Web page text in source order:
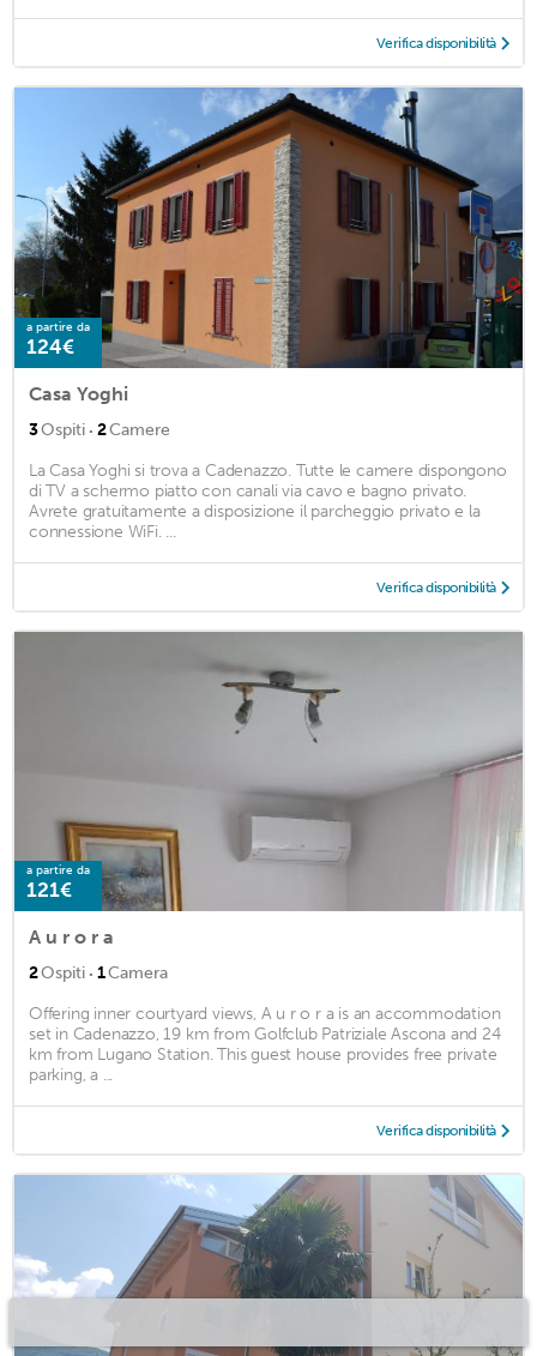
Verifica disponibilità
a partire da
124€
Casa Yoghi
3Ospiti · 2Camere
La Casa Yoghi si trova a Cadenazzo. Tutte le camere dispongono
di TV a schermo piatto con canali via cavo e bagno privato.
Avrete gratuitamente a disposizione il parcheggio privato e la
connessione WiFi. ...
Verifica disponibilità
a partire da
121€
A u r o r a
2Ospiti · 1Camera
Offering inner courtyard views, A u r o r a is an accommodation
set in Cadenazzo, 19 km from Golfclub Patriziale Ascona and 24
km from Lugano Station. This guest house provides free private
parking, a ...
Verifica disponibilità